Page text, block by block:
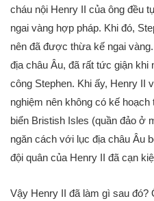
cháu nội Henry II của ông đều
ngai vàng hợp pháp. Khi đó,
nên đã được thừa kế ngai
địa châu Âu, đã rất tức giận khi
công Stephen. Khi ấy, Henry II
nghiệm nên không có kế
biển Bristish Isles (quần đảo ở
ngăn cách với lục địa châu Âu
đội quân của Henry II đã cạn
Vậy Henry II đã làm gì sau đó?